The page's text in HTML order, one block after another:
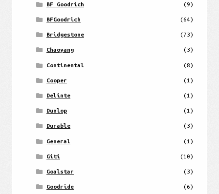
BF Goodrich (9)
BFGoodrich (64)
Bridgestone (73)
Chaoyang (3)
Continental (8)
Cooper (1)
Delinte (1)
Dunlop (1)
Durable (3)
General (1)
Giti (10)
Goalstar (3)
Goodride (6)